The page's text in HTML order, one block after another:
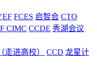
FCES 启智会 CTO
CIMC CCDE 秀湖会议
走进高校） CCD 龙星计